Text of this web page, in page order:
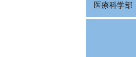
医療科学部